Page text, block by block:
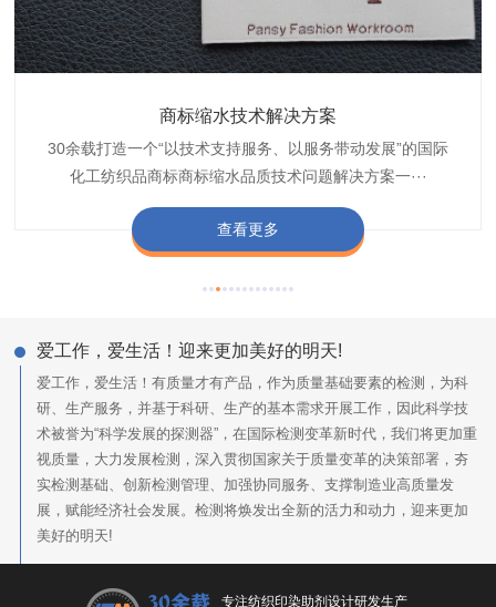
商标缩水技术解决方案
30余载打造一个“以技术支持服务、以服务带动发展”的国际
化工纺织品商标商标缩水品质技术问题解决方案一···
查看更多
织带商标防水技术解决方案
博准公司专注于织带商标防水技术解决方案30余载,励志于
纺织品商标企业打造含油量超标品质技术问题解决方···
查看更多
服装颜色不匀技术解决方案
博准是一家专注30余载设计研发织唛印唛商标、织带服装颜
色不匀品质技术问题解决方案一站式服务提供商,技···
查看更多
纺织品阻燃母粒
博准致力于成为纺织品商标阻燃母粒剂,TF-W760,TF-W760
阻燃母粒剂加工定制服务实力提供商,···
查看更多
爱工作，爱生活！迎来更加美好的明天!
爱工作，爱生活！有质量才有产品，作为质量基础要素的检测，为科
研、生产服务，并基于科研、生产的基本需求开展工作，因此科学技
术被誉为“科学发展的探测器”，在国际检测变革新时代，我们将更加重
视质量，大力发展检测，深入贯彻国家关于质量变革的决策部署，夯
实检测基础、创新检测管理、加强协同服务、支撑制造业高质量发
展，赋能经济社会发展。检测将焕发出全新的活力和动力，迎来更加
美好的明天!
专注纺织印染助剂设计研发生产